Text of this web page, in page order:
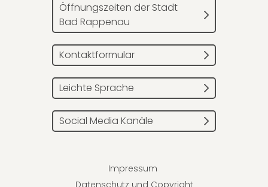
Öffnungszeiten der Stadt
Bad Rappenau
Kontaktformular
Leichte Sprache
Social Media Kanäle
Impressum
Datenschutz und Copyright